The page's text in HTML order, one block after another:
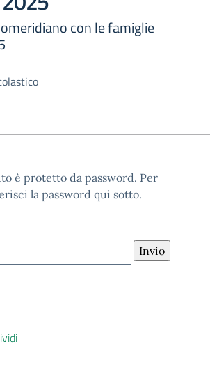
con le famiglie
è protetto da password. Per
la password qui sotto.